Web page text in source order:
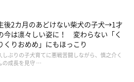
後2カ月のあどけない柴犬の子犬→1才
今は凛々しい姿に！ 変わらない「く
くりおめめ」にもほっこり
しぶりの子犬育てに悪戦苦闘しながら、慎之介く
の成長を見守 …